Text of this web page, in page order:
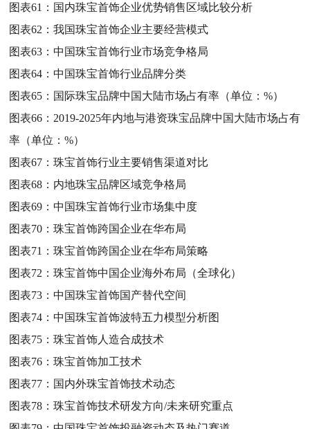
图表61： 国内珠宝首饰企业优势销售区域比较分析
图表62：我国珠宝首饰企业主要经营模式
图表63：中国珠宝首饰行业市场竞争格局
图表64：中国珠宝首饰行业品牌分类
图表65： 国际珠宝品牌中国大陆市场占有率（单位：%）
图表66： 2019-2025年内地与港资珠宝品牌中国大陆市场占有
率（单位：%）
图表67：珠宝首饰行业主要销售渠道对比
图表68： 内地珠宝品牌区域竞争格局
图表69：中国珠宝首饰行业市场集中度
图表70：珠宝首饰跨国企业在华布局
图表71：珠宝首饰跨国企业在华布局策略
图表72：珠宝首饰中国企业海外布局（全球化）
图表73：中国珠宝首饰国产替代空间
图表74：中国珠宝首饰波特五力模型分析图
图表75：珠宝首饰人造合成技术
图表76：珠宝首饰加工技术
图表77： 国内外珠宝首饰技术动态
图表78：珠宝首饰技术研发方向/未来研究重点